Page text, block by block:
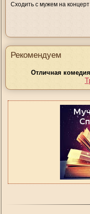
Сходить с мужем на
Рекомендуем
Отличная